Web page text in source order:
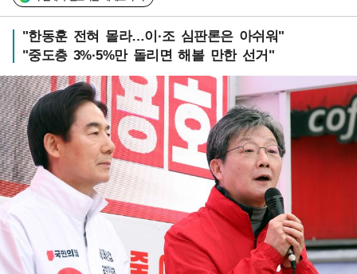
"한동훈 전혀 몰라…이·조 심판론은 아쉬워"
"중도층 3%·5%만 돌리면 해볼 만한 선거"